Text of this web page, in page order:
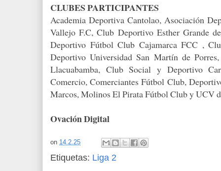
CLUBES PARTICIPANTES
Academia Deportiva Cantolao, Asociación
Vallejo F.C, Club Deportivo Esther Grande
Deportivo Fútbol Club Cajamarca FCC ,
Deportivo Universidad San Martín de
Llacuabamba, Club Social y Deportivo
Comercio, Comerciantes Fútbol Club,
Marcos, Molinos El Pirata Fútbol Club y UCV
Ovación Digital
on 14.2.25
Etiquetas: Liga 2